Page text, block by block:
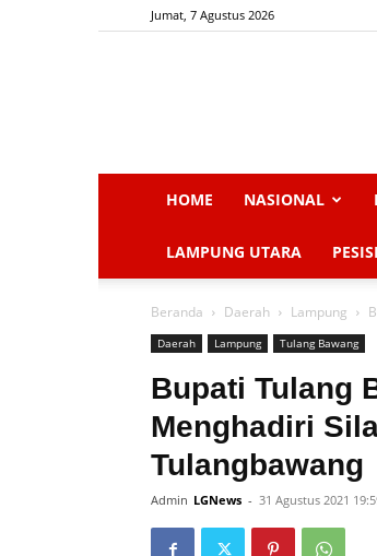
Jumat, 7 Agustus 2026
HOME NASIONAL
LAMPUNG UTARA
Beranda Daerah Lampung
Daerah Lampung Tulang Bawang
Bupati Tulang
Menghadiri
Tulangbawang
Admin LGNews - 31 Agustus 2021